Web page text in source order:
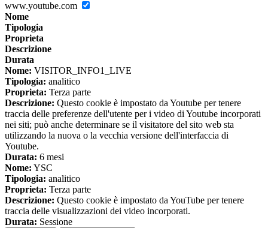
www.youtube.com
Nome
Tipologia
Proprieta
Descrizione
Durata
Nome: VISITOR_INFO1_LIVE
Tipologia: analitico
Proprieta: Terza parte
Descrizione: Questo cookie è impostato da Youtube per tenere
traccia delle preferenze dell'utente per i video di Youtube incorporati
nei siti; può anche determinare se il visitatore del sito web sta
utilizzando la nuova o la vecchia versione dell'interfaccia di
Youtube.
Durata: 6 mesi
Nome: YSC
Tipologia: analitico
Proprieta: Terza parte
Descrizione: Questo cookie è impostato da YouTube per tenere
traccia delle visualizzazioni dei video incorporati.
Durata: Sessione